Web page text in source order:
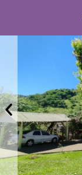
ANUNCIE
IMÓVEL